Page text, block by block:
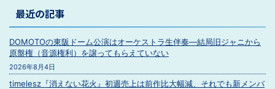
最近の記事
DOMOTOの東阪ドーム公演はオーケストラ生伴奏―結局旧ジャニから
原盤権（音源権利）を譲ってもらえていない
2026年8月4日
timelesz『消えない花火』初週売上は前作比大幅減、それでも新メンバ